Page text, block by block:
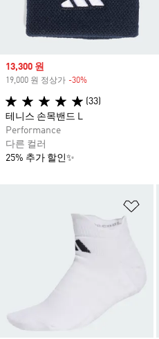
Sale price
13,300 원
19,000 원 정상가 -30%
(33)
테니스 손목밴드 L
Performance
다른 컬러
25% 추가 할인✨